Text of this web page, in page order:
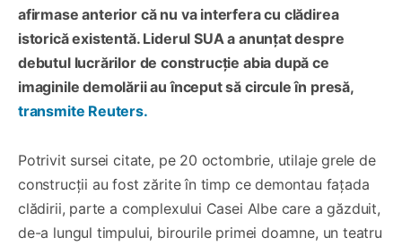
afirmase anterior că nu va interfera cu clădirea
istorică existentă. Liderul SUA a anunțat despre
debutul lucrărilor de construcție abia după ce
imaginile demolării au început să circule în presă,
transmite Reuters.
Potrivit sursei citate, pe 20 octombrie, utilaje grele de
construcții au fost zărite în timp ce demontau fațada
clădirii, parte a complexului Casei Albe care a găzduit,
de-a lungul timpului, birourile primei doamne, un teatru